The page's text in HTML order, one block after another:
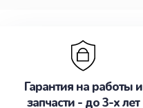
Гарантия на работы и
запчасти - до 3-х лет